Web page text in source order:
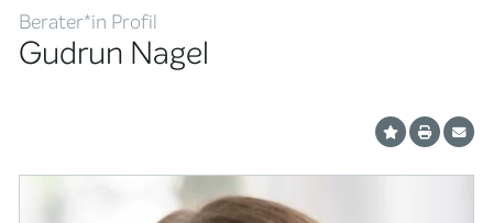
Berater*in Profil
Gudrun Nagel